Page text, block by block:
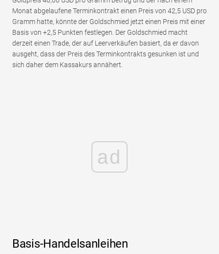
Monat abgelaufene Terminkontrakt einen Preis von 42,5 USD pro
Gramm hatte, könnte der Goldschmied jetzt einen Preis mit einer
Basis von +2,5 Punkten festlegen. Der Goldschmied macht
derzeit einen Trade, der auf Leerverkäufen basiert, da er davon
ausgeht, dass der Preis des Terminkontrakts gesunken ist und
sich daher dem Kassakurs annähert.
ad
Basis-Handelsanleihen